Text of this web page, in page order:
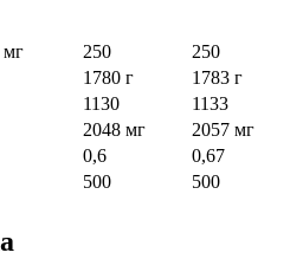
мг
250
250
1780 г
1783 г
1130
1133
2048 мг
2057 мг
0,6
0,67
500 500